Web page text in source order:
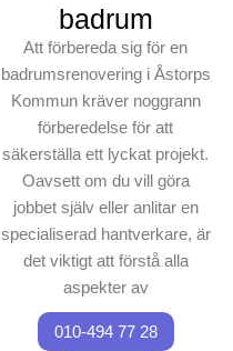
badrum
Att förbereda sig för en
badrumsrenovering i Åstorps
Kommun kräver noggrann
förberedelse för att
säkerställa ett lyckat projekt.
Oavsett om du vill göra
jobbet själv eller anlitar en
specialiserad hantverkare, är
det viktigt att förstå alla
aspekter av
badrumsrenovering. Första
steget när du ska renovera
010-494 77 28